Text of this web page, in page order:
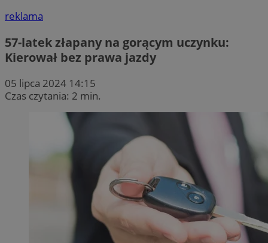
reklama
57-latek złapany na gorącym uczynku:
Kierował bez prawa jazdy
05 lipca 2024 14:15
Czas czytania: 2 min.